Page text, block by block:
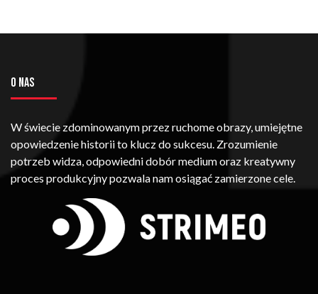
O NAS
W świecie zdominowanym przez ruchome obrazy, umiejętne
opowiedzenie historii to klucz do sukcesu. Zrozumienie
potrzeb widza, odpowiedni dobór medium oraz kreatywny
proces produkcyjny pozwala nam osiągać zamierzone cele.